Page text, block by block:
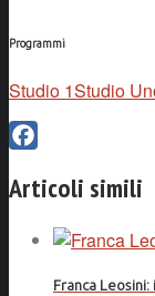
Programmi
Studio 1Studio
Articoli simili
Franca